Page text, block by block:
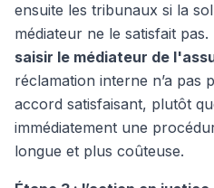
ensuite les tribunaux si la
médiateur ne le satisfait
saisir le médiateur de
réclamation interne n’a pas
accord satisfaisant, plutôt
immédiatement une
longue et plus coûteuse.